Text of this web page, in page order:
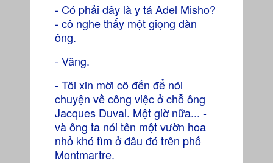
- Có phải đây là y tá Adel Misho?
- cô nghe thấy một giọng đàn
ông.
- Vâng.
- Tôi xin mời cô đến để nói
chuyện về công việc ở chỗ ông
Jacques Duval. Một giờ nữa... -
và ông ta nói tên một vườn hoa
nhỏ khó tìm ở đâu đó trên phố
Montmartre.